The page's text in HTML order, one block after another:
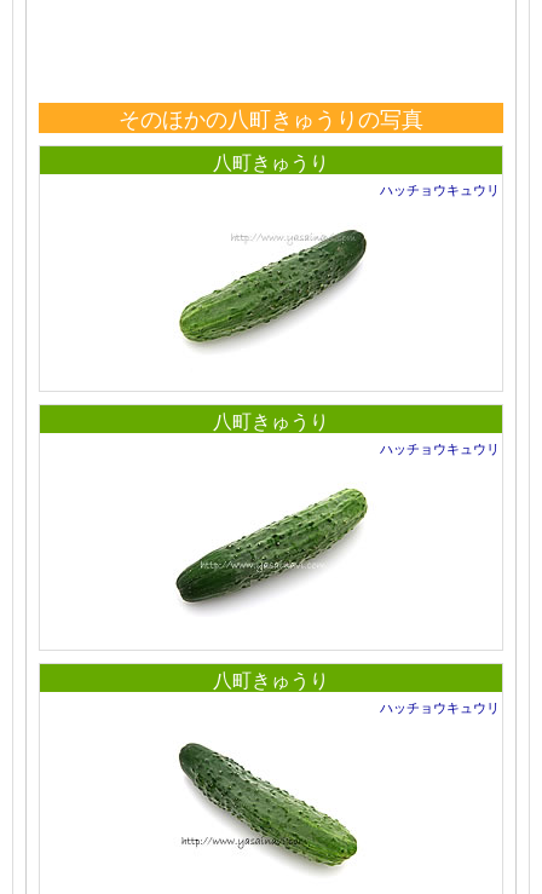
そのほかの八町きゅうりの写真
八町きゅうり
ハッチョウキュウリ
八町きゅうり
ハッチョウキュウリ
八町きゅうり
ハッチョウキュウリ